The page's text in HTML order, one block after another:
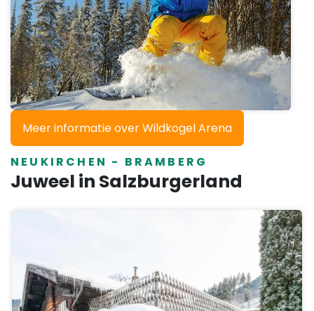
Meer informatie over Wildkogel Arena
NEUKIRCHEN - BRAMBERG
Juweel in Salzburgerland